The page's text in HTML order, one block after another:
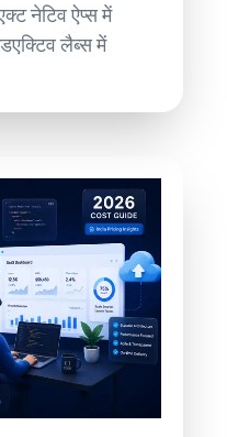
नेटिव ऐप्स में
लैब्स में